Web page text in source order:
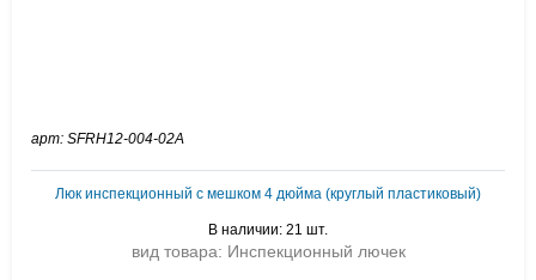
арт: SFRH12-004-02A
Люк инспекционный с мешком 4 дюйма (круглый пластиковый)
В наличии: 21 шт.
вид товара: Инспекционный лючек